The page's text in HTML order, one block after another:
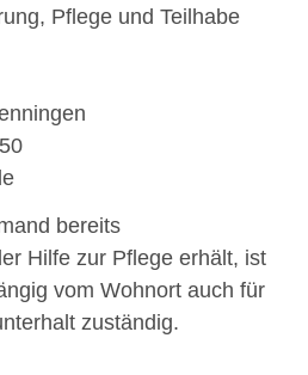
Pflege und Teilhabe
bereits
Hilfe zur Pflege erhält, ist
vom Wohnort auch für
zuständig.